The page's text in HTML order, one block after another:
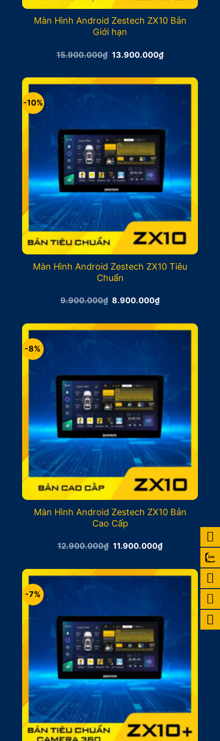
Màn Hình Android Zestech ZX10 Bản
Giới hạn
15.900.000₫ Giá
15.900.000₫.
13.900.000₫Giá
hiện
là:
13.900.000₫.
-10%
Màn Hình Android Zestech ZX10 Tiêu
Chuẩn
9.900.000₫ Giá
9.900.000₫.
8.900.000₫Giá
là:
8.900.000₫.
-8%
Màn Hình Android Zestech ZX10 Bản
Cao Cấp
12.900.000₫ Giá
12.900.000₫.
11.900.000₫Giá
hiện
là:
11.900.000₫.
-7%